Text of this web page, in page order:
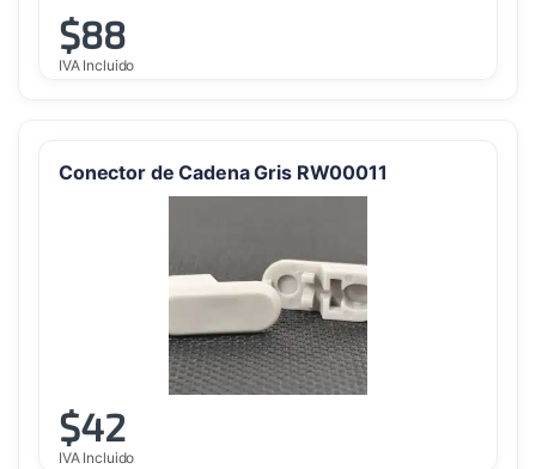
$88
IVA Incluido
Conector de Cadena Gris RW00011
$42
IVA Incluido